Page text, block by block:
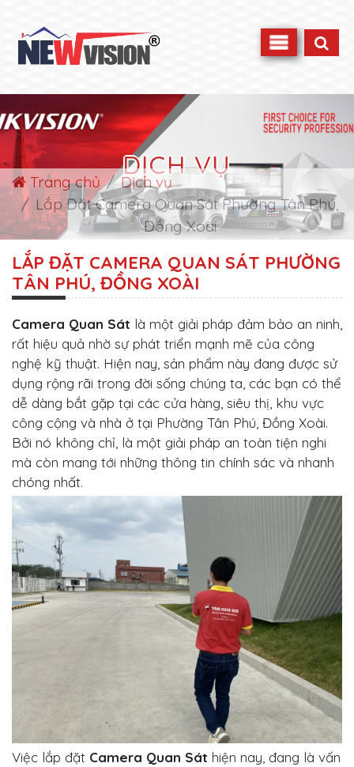
DỊCH VỤ
Trang chủ
Dịch vụ
Lắp Đặt Camera Quan Sát Phường Tân Phú,
Đồng Xoài
LẮP ĐẶT CAMERA QUAN SÁT PHƯỜNG
TÂN PHÚ, ĐỒNG XOÀI
Camera Quan Sát là một giải pháp đảm bảo an ninh,
rất hiệu quả nhờ sự phát triển mạnh mẽ của công
nghệ kỹ thuật. Hiện nay, sản phẩm này đang được sử
dụng rộng rãi trong đời sống chúng ta, các bạn có thể
dễ dàng bắt gặp tại các cửa hàng, siêu thị, khu vực
công cộng và nhà ở tại Phường Tân Phú, Đồng Xoài.
Bởi nó không chỉ, là một giải pháp an toàn tiện nghi
mà còn mang tới những thông tin chính sác và nhanh
chóng nhất.
Việc lắp đặt Camera Quan Sát hiện nay, đang là vấn